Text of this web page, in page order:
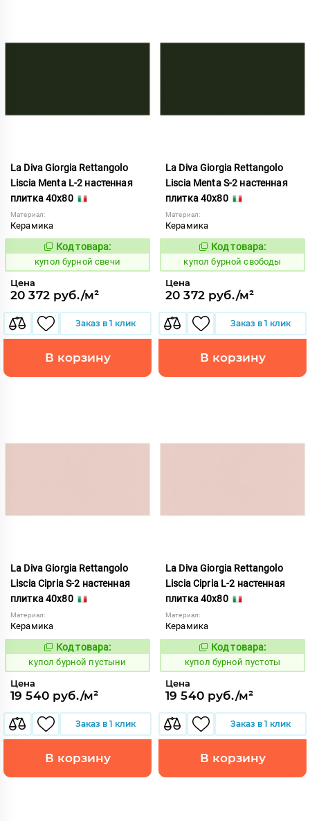
La Diva Giorgia Rettangolo
Liscia Menta L-2 настенная
плитка 40x80
Материал:
Керамика
844709
Код товара:
купол бурной свечи
Цена
20 372 руб./м²
Заказ в 1 клик
В корзину
La Diva Giorgia Rettangolo
Liscia Menta S-2 настенная
плитка 40x80
Материал:
Керамика
844710
Код товара:
купол бурной свободы
Цена
20 372 руб./м²
Заказ в 1 клик
В корзину
La Diva Giorgia Rettangolo
Liscia Cipria S-2 настенная
плитка 40x80
Материал:
Керамика
844700
Код товара:
купол бурной пустыни
Цена
19 540 руб./м²
Заказ в 1 клик
В корзину
La Diva Giorgia Rettangolo
Liscia Cipria L-2 настенная
плитка 40x80
Материал:
Керамика
844699
Код товара:
купол бурной пустоты
Цена
19 540 руб./м²
Заказ в 1 клик
В корзину